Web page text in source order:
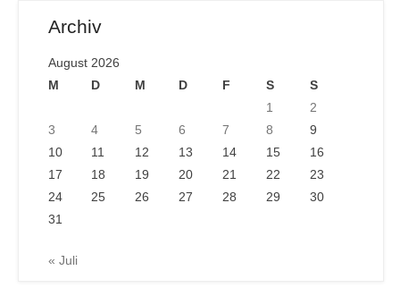
Archiv
August 2026
M
D M D F S
S
1
2
3
4 5 6 7 8
9
10
11 12 13 14 15
16
17
18 19 20 21 22
23
24
25 26 27 28 29
30
31
« Juli